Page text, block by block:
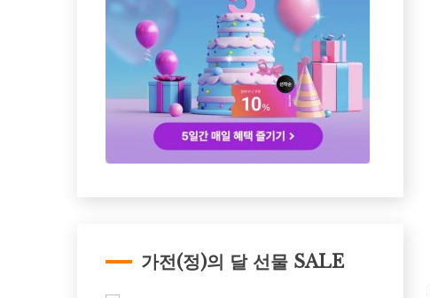
가전(정)의 달 선물 SALE